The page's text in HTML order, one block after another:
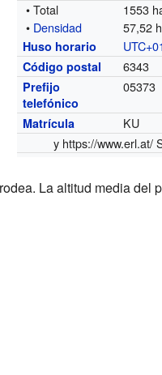
• Total
1553
• Densidad 57,52
Huso horario
Código postal 6343
Prefijo
telefónico
05373
Matrícula
KU
y https://www.erl.at/
La altitud media del